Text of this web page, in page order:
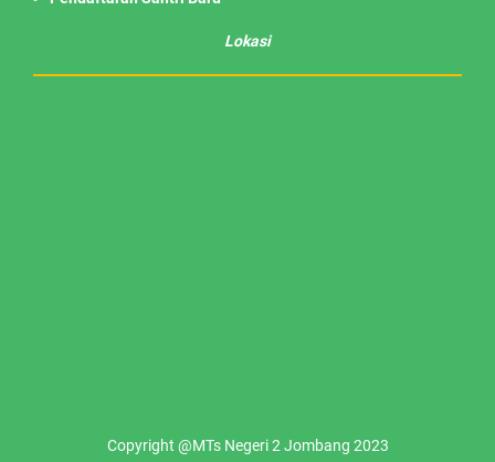
Lokasi
Copyright @MTs Negeri 2 Jombang 2023